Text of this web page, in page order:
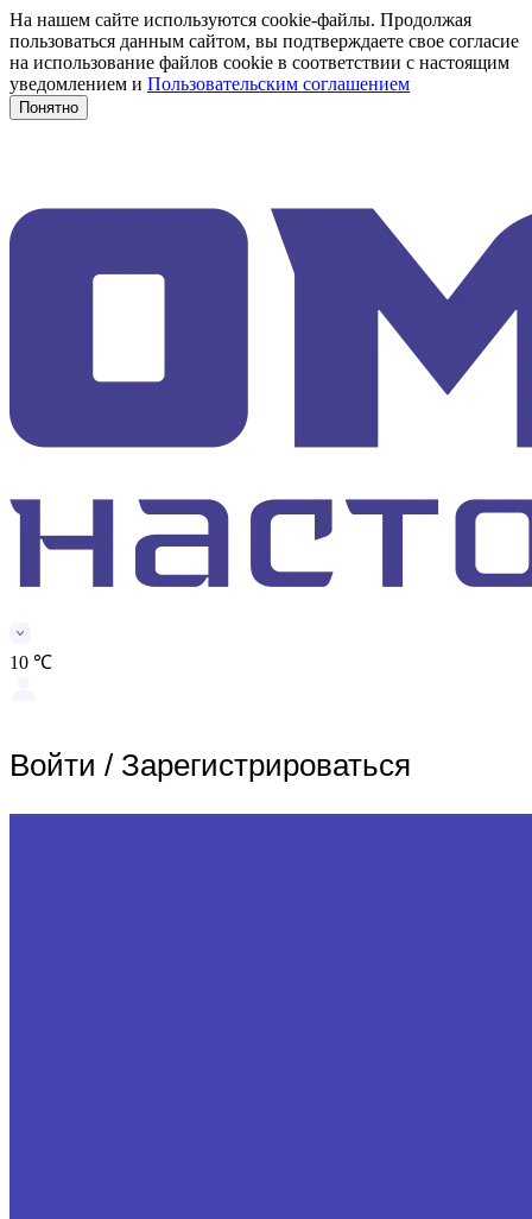
На нашем сайте используются cookie-файлы. Продолжая
пользоваться данным сайтом, вы подтверждаете свое согласие
на использование файлов cookie в соответствии с настоящим
уведомлением и Пользовательским соглашением
Понятно
10 ℃
Войти / Зарегистрироваться